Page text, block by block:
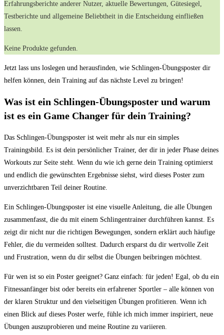
Erfahrungsberichte ⁤anderer Nutzer, aktuelle Bewertungen, Gütesiegel,‌
Testberichte und allgemeine Beliebtheit in die⁣ Entscheidung einfließen
lassen.
Keine Produkte gefunden.
Jetzt lass uns loslegen⁢ und​ herausfinden, wie Schlingen-Übungsposter ⁤dir
helfen​ können, dein Training auf das nächste ​Level ⁢zu bringen!
Was ist ein Schlingen-Übungsposter und ‍warum
ist es ein Game ⁣Changer ​für dein Training?
Das Schlingen-Übungsposter ‍ist ​weit mehr als nur ‌ein simples
Trainingsbild. Es ist dein persönlicher Trainer, der ‌dir in jeder Phase deines
Workouts zur Seite ‍steht. Wenn du​ wie ich gerne dein Training optimierst
und endlich die gewünschten Ergebnisse⁣ siehst, wird dieses Poster zum⁤
unverzichtbaren ​Teil deiner Routine.
Ein ​Schlingen-Übungsposter ist eine visuelle Anleitung, die alle Übungen
zusammenfasst, die du mit‍ einem Schlingentrainer durchführen kannst. ⁣Es
zeigt‌ dir nicht nur die richtigen Bewegungen, sondern erklärt​ auch häufige
Fehler, die du⁤ vermeiden solltest. ​Dadurch ersparst du dir wertvolle Zeit
und Frustration, wenn du dir selbst die Übungen beibringen möchtest.
Für wen ist so ein Poster geeignet? Ganz einfach: für jeden! Egal, ob du ein
Fitnessanfänger bist oder bereits ein⁣ erfahrener Sportler – ​alle‌ können von
‌der klaren⁣ Struktur⁤ und den vielseitigen Übungen profitieren. Wenn ich
einen Blick auf dieses Poster werfe, fühle ich mich ⁣immer inspiriert, neue
Übungen auszuprobieren und meine Routine zu variieren.